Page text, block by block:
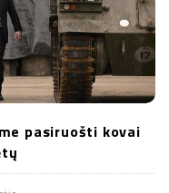
pasiruošti kovai